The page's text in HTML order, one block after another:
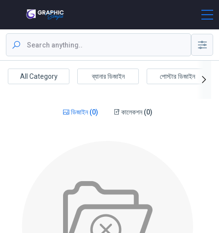
All Category ব্যানার ডিজাইন পোস্টার ডিজাইন
ডিজাইন (0) কালেকশন (0)